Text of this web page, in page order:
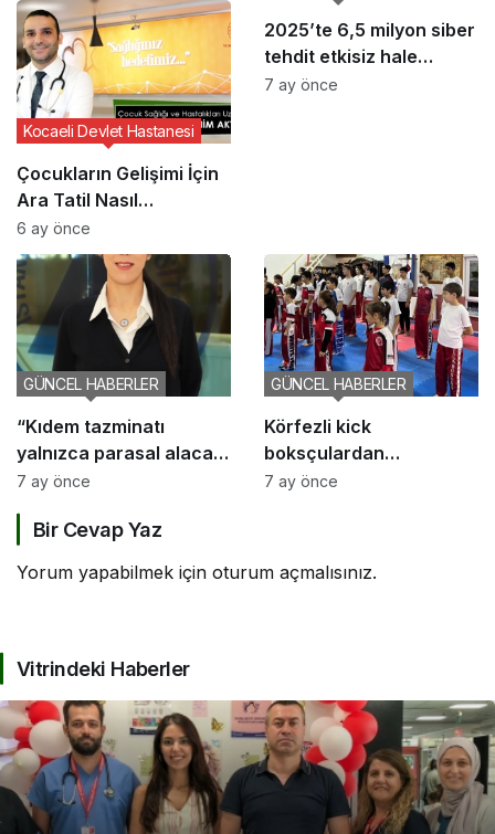
Çocukların Gelişimi İçin
Ara Tatil Nasıl
Planlanmalı?
Kocaeli Devlet Hastanesi
6 ay önce
2025’te 6,5 milyon siber
tehdit etkisiz hale
getirildi
7 ay önce
“Kıdem tazminatı
yalnızca parasal alacak
değil, sosyal bir haktır”
GÜNCEL HABERLER
7 ay önce
Körfezli kick
boksçulardan
şampiyona öncesi güç
GÜNCEL HABERLER
7 ay önce
Bir Cevap Yaz
Yorum yapabilmek için oturum açmalısınız.
Vitrindeki Haberler
KOCAELI DEVLET HASTANESI